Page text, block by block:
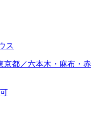
ス
京都／六本木・麻布・赤